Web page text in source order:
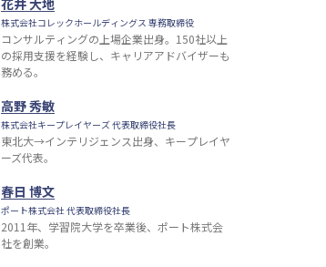
花井 大地
株式会社コレックホールディングス 専務取締役
コンサルティングの上場企業出身。150社以上
の採用支援を経験し、キャリアアドバイザーも
務める。
高野 秀敏
株式会社キープレイヤーズ 代表取締役社長
東北大→インテリジェンス出身、キープレイヤ
ーズ代表。
春日 博文
ポート株式会社 代表取締役社長
2011年、学習院大学を卒業後、ポート株式会
社を創業。